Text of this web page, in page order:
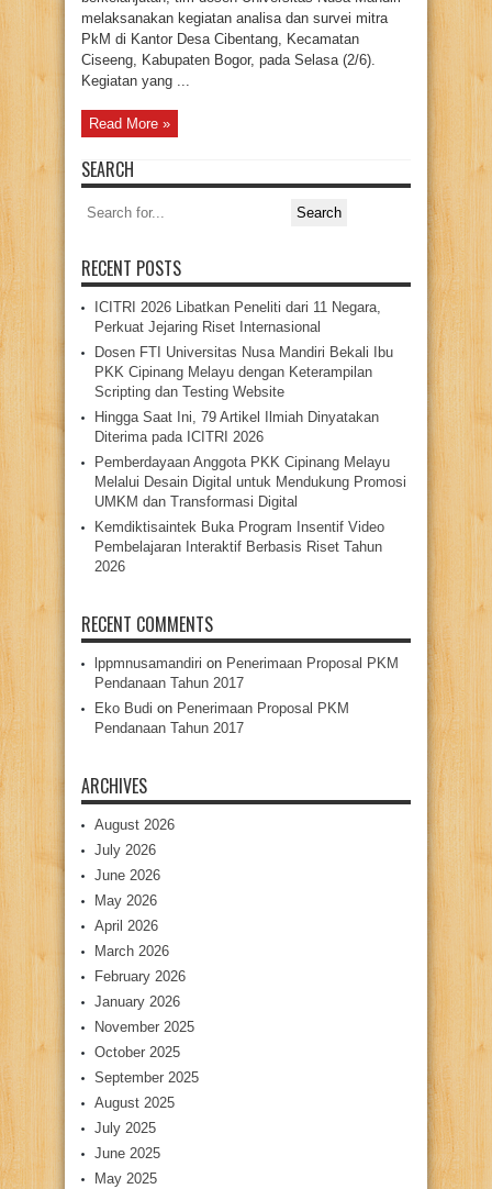
melaksanakan kegiatan analisa dan survei mitra
PkM di Kantor Desa Cibentang, Kecamatan
Ciseeng, Kabupaten Bogor, pada Selasa (2/6).
Kegiatan yang ...
Read More »
SEARCH
Search
for:
RECENT POSTS
ICITRI 2026 Libatkan Peneliti dari 11 Negara,
Perkuat Jejaring Riset Internasional
Dosen FTI Universitas Nusa Mandiri Bekali Ibu
PKK Cipinang Melayu dengan Keterampilan
Scripting dan Testing Website
Hingga Saat Ini, 79 Artikel Ilmiah Dinyatakan
Diterima pada ICITRI 2026
Pemberdayaan Anggota PKK Cipinang Melayu
Melalui Desain Digital untuk Mendukung Promosi
UMKM dan Transformasi Digital
Kemdiktisaintek Buka Program Insentif Video
Pembelajaran Interaktif Berbasis Riset Tahun
2026
RECENT COMMENTS
lppmnusamandiri on Penerimaan Proposal PKM
Pendanaan Tahun 2017
Eko Budi on Penerimaan Proposal PKM
Pendanaan Tahun 2017
ARCHIVES
August 2026
July 2026
June 2026
May 2026
April 2026
March 2026
February 2026
January 2026
November 2025
October 2025
September 2025
August 2025
July 2025
June 2025
May 2025